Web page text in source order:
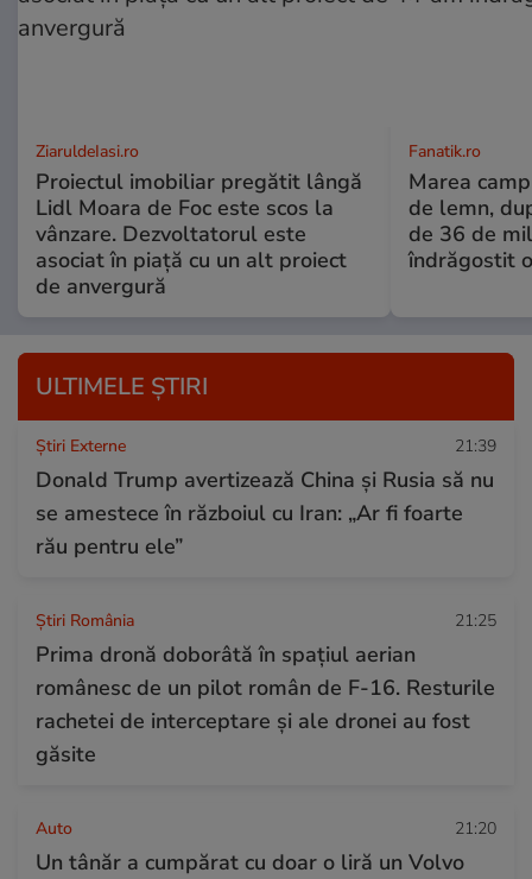
ZiaruldeIasi.ro
Proiectul imobiliar pregătit lângă
Lidl Moara de Foc este scos la
vânzare. Dezvoltatorul este
asociat în piață cu un alt proiect
de anvergură
Fanatik.ro
Marea
de lemn,
de 36 de
îndrăgostit
ULTIMELE ȘTIRI
Știri Externe 21:39
Donald Trump avertizează China și Rusia să nu
se amestece în războiul cu Iran: „Ar fi foarte
rău pentru ele”
Știri România 21:25
Prima dronă doborâtă în spațiul aerian
românesc de un pilot român de F-16. Resturile
rachetei de interceptare și ale dronei au fost
găsite
Auto 21:20
Un tânăr a cumpărat cu doar o liră un Volvo